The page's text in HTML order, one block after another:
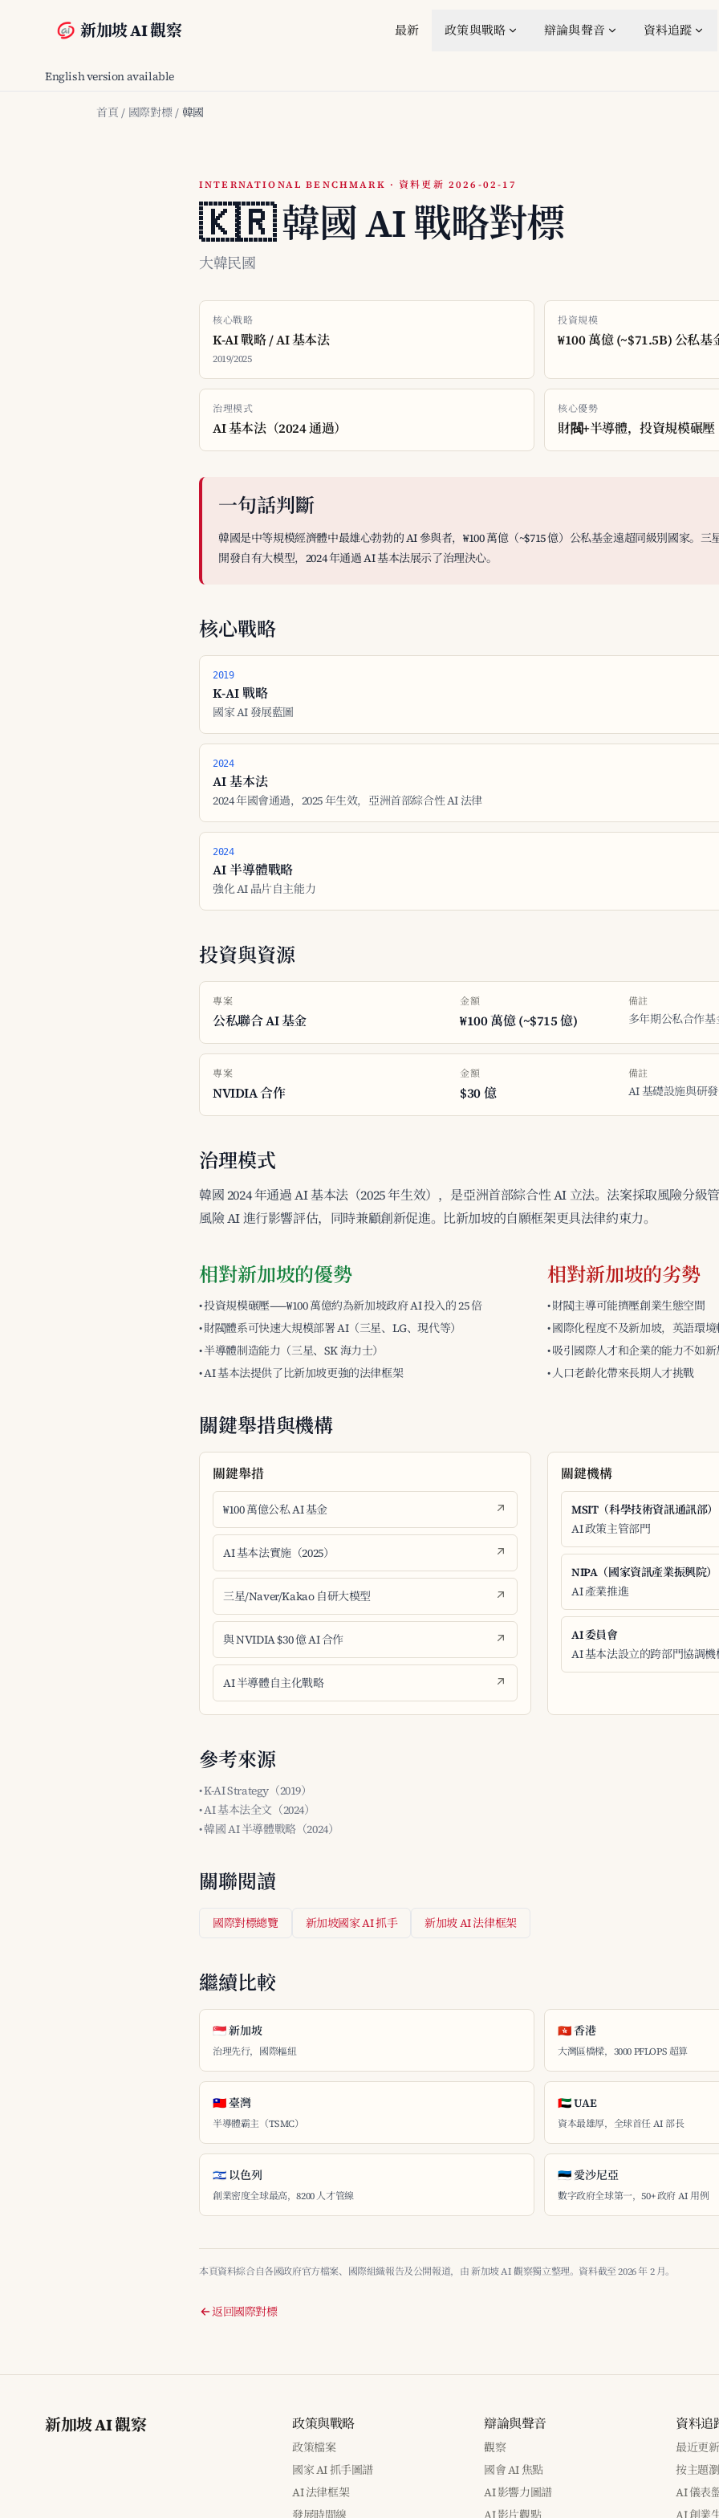
新加坡 AI 觀察 最新 政策與戰略 辯論與聲音 資料追蹤
English version available
首頁 / 國際對標 / 韓國
INTERNATIONAL BENCHMARK · 資料更新 2026-02-17
🇰🇷 韓國 AI 戰略對標
大韓民國
核心戰略
K-AI 戰略 / AI 基本法
2019/2025
投資規模
₩100 萬億 (~$71.5B) 公私基
治理模式
AI 基本法（2024 通過）
核心優勢
財閥+半導體，投資規模碾壓
一句話判斷
韓國是中等規模經濟體中最雄心勃勃的 AI 參與者，₩100 萬億（~$715 億）公私基金遠超同級別國家。
開發自有大模型，2024 年通過 AI 基本法展示了治理決心。
核心戰略
2019
K-AI 戰略
國家 AI 發展藍圖
2024
AI 基本法
2024 年國會通過，2025 年生效，亞洲首部綜合性 AI 法律
2024
AI 半導體戰略
強化 AI 晶片自主能力
投資與資源
專案
公私聯合 AI 基金
金額
₩100 萬億 (~$715 億)
備註
多年期公私合作基
專案
NVIDIA 合作
金額
$30 億
備註
AI 基礎設施與研
治理模式
韓國 2024 年通過 AI 基本法（2025 年生效），是亞洲首部綜合性 AI 立法。法案採取風險分級
風險 AI 進行影響評估，同時兼顧創新促進。比新加坡的自願框架更具法律約束力。
相對新加坡的優勢
• 投資規模碾壓——₩100 萬億約為新加坡政府 AI 投入的 25 倍
• 財閥體系可快速大規模部署 AI（三星、LG、現代等）
• 半導體制造能力（三星、SK 海力士）
• AI 基本法提供了比新加坡更強的法律框架
相對新加坡的劣勢
• 財閥主導可能擠壓創業生態空間
• 國際化程度不及新加坡，英語環
• 吸引國際人才和企業的能力不如
• 人口老齡化帶來長期人才挑戰
關鍵舉措與機構
關鍵舉措
₩100 萬億公私 AI 基金
AI 基本法實施（2025）
三星/Naver/Kakao 自研大模型
與 NVIDIA $30 億 AI 合作
AI 半導體自主化戰略
關鍵機構
MSIT（科學技術資訊通訊部）
AI 政策主管部門
NIPA（國家資訊產業振興院）
AI 產業推進
AI 委員會
AI 基本法設立的跨部門協調機
參考來源
• K-AI Strategy（2019）
• AI 基本法全文（2024）
• 韓國 AI 半導體戰略（2024）
關聯閱讀
國際對標總覽 新加坡國家 AI 抓手 新加坡 AI 法律框架
繼續比較
🇸🇬 新加坡
治理先行，國際樞紐
🇭🇰 香港
大灣區橋樑，3000 PFLOPS 超算
🇹🇼 臺灣
半導體霸主（TSMC）
🇦🇪 UAE
資本最雄厚，全球首任 AI 部長
🇮🇱 以色列
創業密度全球最高，8200 人才管線
🇪🇪 愛沙尼亞
數字政府全球第一，50+ 政府 AI 用例
本頁資料綜合自各國政府官方檔案、國際組織報告及公開報道，由 新加坡 AI 觀察獨立整理。資料截至 2026 年 2 月。
返回國際對標
新加坡 AI 觀察 政策與戰略
政策檔案
國家 AI 抓手圖譜
AI 法律框架
發展時間線
辯論與聲音
觀察
國會 AI 焦點
AI 影響力圖譜
AI 影片觀點
資料追
最近更新
按主題
AI 儀表
AI 創業